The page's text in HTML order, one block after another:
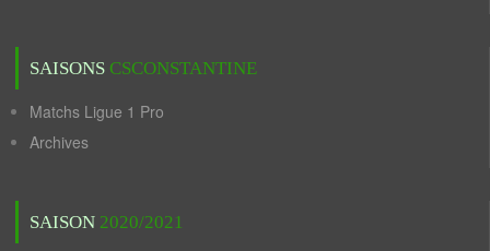
SAISONS CSCONSTANTINE
Matchs Ligue 1 Pro
Archives
SAISON 2020/2021